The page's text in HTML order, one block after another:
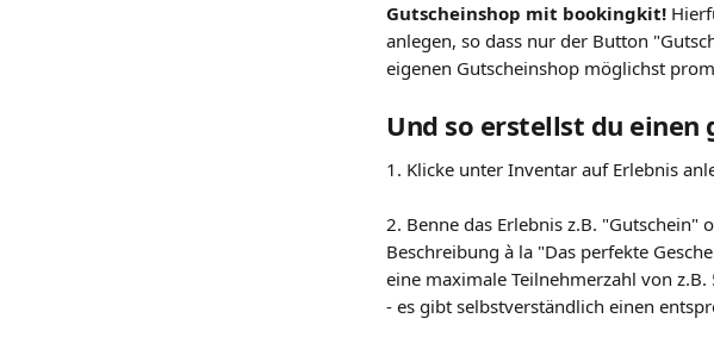
Gutscheinshop mit bookingkit!
anlegen, so dass nur der Button
eigenen Gutscheinshop möglichst
Und so erstellst du
1. Klicke unter Inventar auf Erlebnis
2. Benne das Erlebnis z.B.
Beschreibung à la "Das perfekte
eine maximale Teilnehmerzahl von
- es gibt selbstverständlich einen